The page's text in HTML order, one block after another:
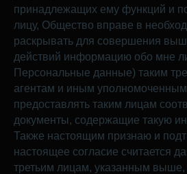
принадлежащих ему функций и
лицу, Общество вправе в
раскрывать для совершения
действий информацию обо мне
Персональные данные) таким
агентам и иным
предоставлять таким лицам
документы, содержащие такую
Также настоящим признаю и
настоящее согласие считается
третьим лицам, указанным выше,